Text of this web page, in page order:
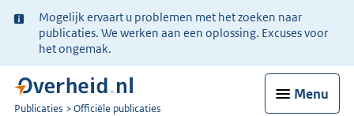
Ter
informatie:
Mogelijk ervaart u problemen met het zoeken naar
publicaties. We werken aan een oplossing. Excuses voor
het ongemak.
Menu
U
Publicaties Officiële publicaties